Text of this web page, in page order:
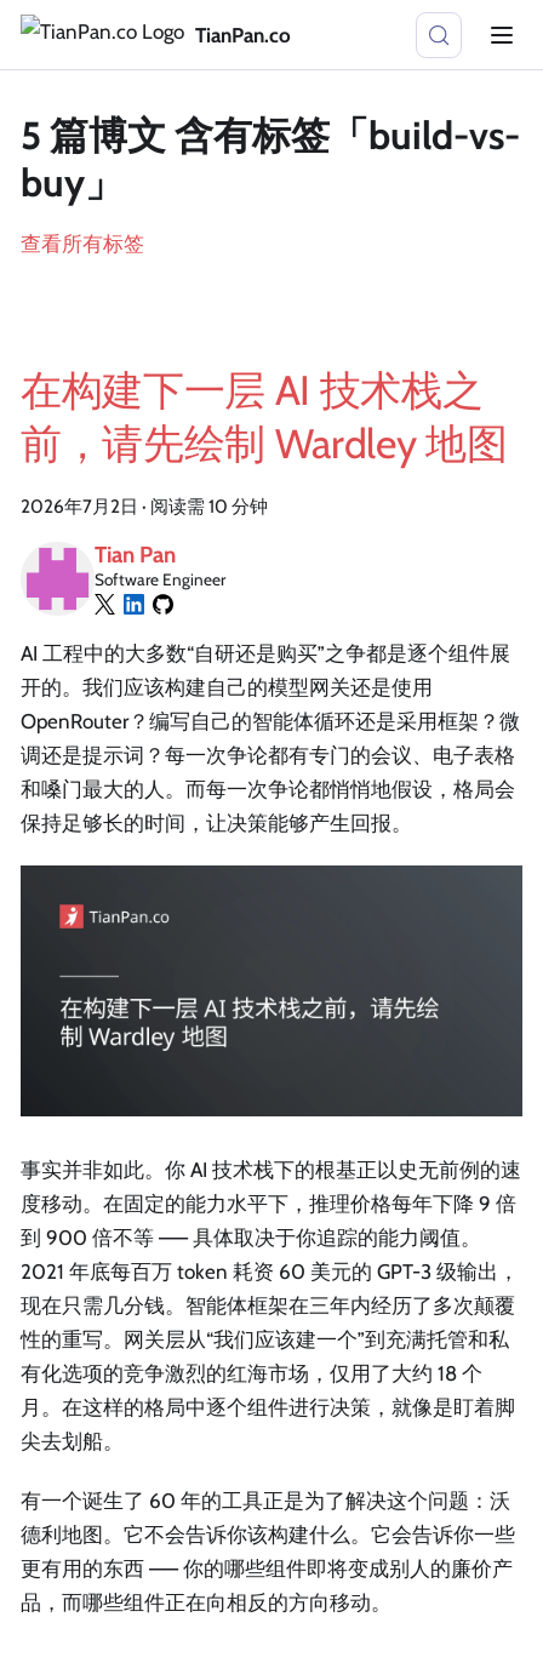
TianPan.co
5 篇博文 含有标签「build-vs-
buy」
查看所有标签
在构建下一层 AI 技术栈之
前，请先绘制 Wardley 地图
2026年7月2日 · 阅读需 10 分钟
Tian Pan
Software Engineer
AI 工程中的大多数“自研还是购买”之争都是逐个组件展
开的。我们应该构建自己的模型网关还是使用
OpenRouter？编写自己的智能体循环还是采用框架？微
调还是提示词？每一次争论都有专门的会议、电子表格
和嗓门最大的人。而每一次争论都悄悄地假设，格局会
保持足够长的时间，让决策能够产生回报。
事实并非如此。你 AI 技术栈下的根基正以史无前例的速
度移动。在固定的能力水平下，推理价格每年下降 9 倍
到 900 倍不等 —— 具体取决于你追踪的能力阈值。
2021 年底每百万 token 耗资 60 美元的 GPT-3 级输出，
现在只需几分钱。智能体框架在三年内经历了多次颠覆
性的重写。网关层从“我们应该建一个”到充满托管和私
有化选项的竞争激烈的红海市场，仅用了大约 18 个
月。在这样的格局中逐个组件进行决策，就像是盯着脚
尖去划船。
有一个诞生了 60 年的工具正是为了解决这个问题：沃
德利地图。它不会告诉你该构建什么。它会告诉你一些
更有用的东西 —— 你的哪些组件即将变成别人的廉价产
品，而哪些组件正在向相反的方向移动。